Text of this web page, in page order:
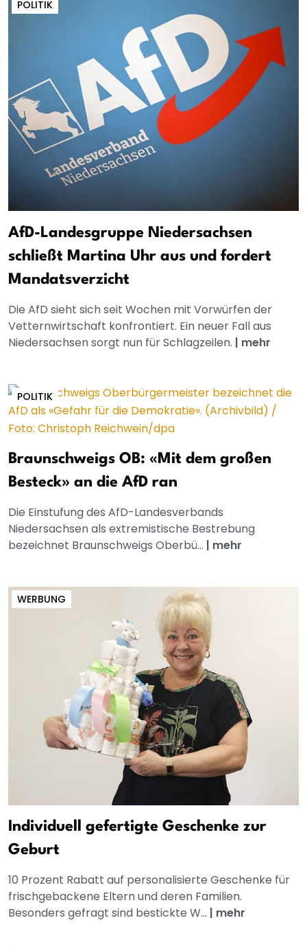
POLITIK
AfD-Landesgruppe Niedersachsen
schließt Martina Uhr aus und fordert
Mandatsverzicht
Die AfD sieht sich seit Wochen mit Vorwürfen der
Vetternwirtschaft konfrontiert. Ein neuer Fall aus
Niedersachsen sorgt nun für Schlagzeilen. | mehr
POLITIK
Braunschweigs OB: «Mit dem großen
Besteck» an die AfD ran
Die Einstufung des AfD-Landesverbands
Niedersachsen als extremistische Bestrebung
bezeichnet Braunschweigs Oberbü... | mehr
WERBUNG
Individuell gefertigte Geschenke zur
Geburt
10 Prozent Rabatt auf personalisierte Geschenke für
frischgebackene Eltern und deren Familien.
Besonders gefragt sind bestickte W... | mehr